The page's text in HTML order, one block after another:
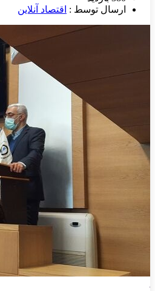
ارسال توسط : اقتصاد آنلاین